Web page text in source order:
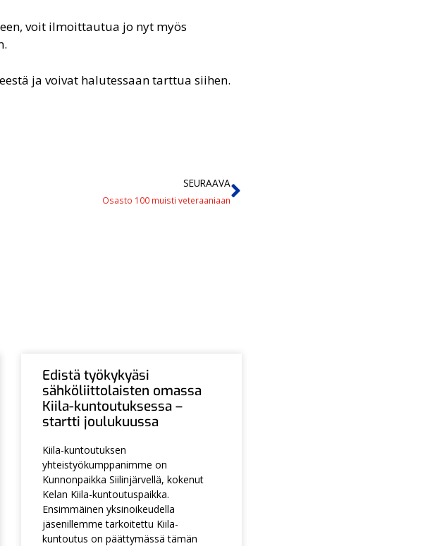
voit ilmoittautua jo nyt myös
ja voivat halutessaan tarttua siihen.
SEURAAVA
Osasto 100 muisti veteraaniaan
Edistä työkykyäsi
sähköliittolaisten omassa
Kiila-kuntoutuksessa –
startti joulukuussa
Kiila-kuntoutuksen
yhteistyökumppanimme on
Kunnonpaikka Siilinjärvellä, kokenut
Kelan Kiila-kuntoutuspaikka.
Ensimmäinen yksinoikeudella
jäsenillemme tarkoitettu Kiila-
kuntoutus on päättymässä tämän